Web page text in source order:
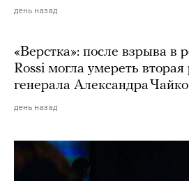
день назад
«Верстка»: после взрыва в
Rossi могла умереть вторая
генерала Александра Чайко
день назад